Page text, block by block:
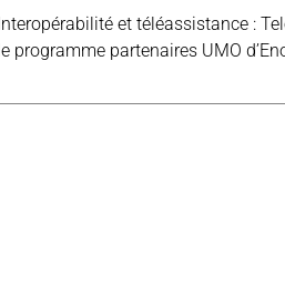
Interopérabilité et téléassistance :
le programme partenaires UMO